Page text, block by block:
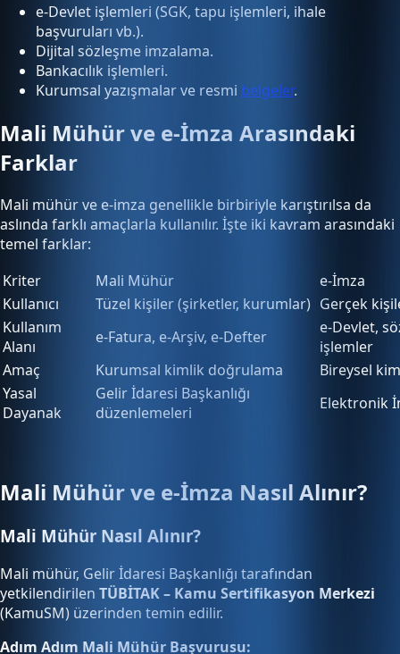
e-Devlet işlemleri (SGK, tapu işlemleri, ihale
başvuruları vb.).
Dijital sözleşme imzalama.
Bankacılık işlemleri.
Kurumsal yazışmalar ve resmi belgeler.
Mali Mühür ve e-İmza Arasındaki
Farklar
Mali mühür ve e-imza genellikle birbiriyle karıştırılsa da
aslında farklı amaçlarla kullanılır. İşte iki kavram arasındaki
temel farklar:
Kriter
Mali Mühür
e-İmza
Kullanıcı
Tüzel kişiler (şirketler, kurumlar) Gerçek
Kullanım
Alanı
e-Fatura, e-Arşiv, e-Defter
e-Devlet,
işlemler
Amaç
Kurumsal kimlik doğrulama
Bireysel
Yasal
Dayanak
Gelir İdaresi Başkanlığı
düzenlemeleri
Elektronik
Mali Mühür ve e-İmza Nasıl Alınır?
Mali Mühür Nasıl Alınır?
Mali mühür, Gelir İdaresi Başkanlığı tarafından
yetkilendirilen TÜBİTAK – Kamu Sertifikasyon Merkezi
(KamuSM) üzerinden temin edilir.
Adım Adım Mali Mühür Başvurusu: